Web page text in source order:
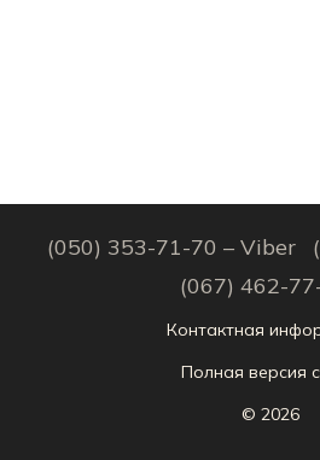
(050) 353-71-70 – Viber
(067) 462-
Контактная
Полная версия
© 2026